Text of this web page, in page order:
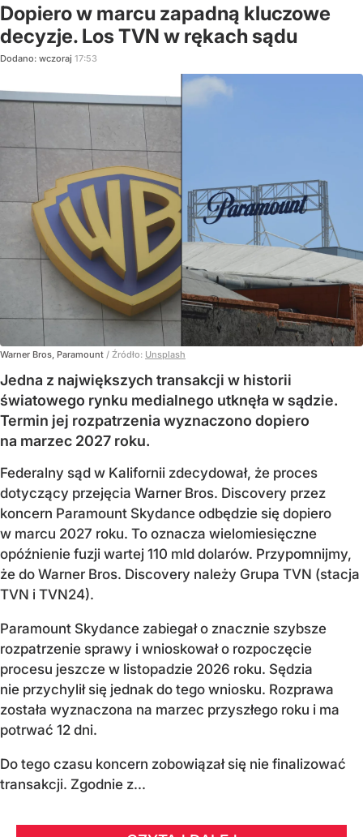
Dopiero w marcu zapadną kluczowe
decyzje. Los TVN w rękach sądu
Dodano: wczoraj 17:53
Warner Bros, Paramount / Źródło: Unsplash
Jedna z największych transakcji w historii
światowego rynku medialnego utknęła w sądzie.
Termin jej rozpatrzenia wyznaczono dopiero
na marzec 2027 roku.
Federalny sąd w Kalifornii zdecydował, że proces
dotyczący przejęcia Warner Bros. Discovery przez
koncern Paramount Skydance odbędzie się dopiero
w marcu 2027 roku. To oznacza wielomiesięczne
opóźnienie fuzji wartej 110 mld dolarów. Przypomnijmy,
że do Warner Bros. Discovery należy Grupa TVN (stacja
TVN i TVN24).
Paramount Skydance zabiegał o znacznie szybsze
rozpatrzenie sprawy i wnioskował o rozpoczęcie
procesu jeszcze w listopadzie 2026 roku. Sędzia
nie przychylił się jednak do tego wniosku. Rozprawa
została wyznaczona na marzec przyszłego roku i ma
potrwać 12 dni.
Do tego czasu koncern zobowiązał się nie finalizować
transakcji. Zgodnie z...